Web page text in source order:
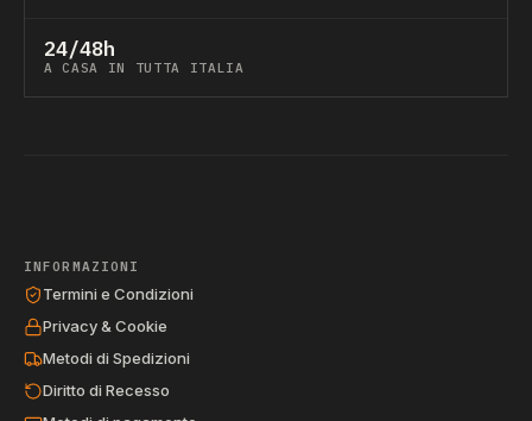
24/48h
A CASA IN TUTTA ITALIA
INFORMAZIONI
Termini e Condizioni
Privacy & Cookie
Metodi di Spedizioni
Diritto di Recesso